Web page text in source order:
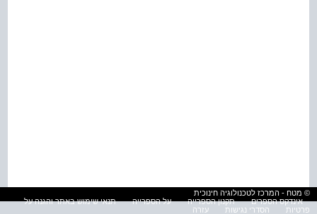
© מטח - המרכז לטכנולוגיה חינוכית
אינדקס הספרים
תקנון הספרייה על הספרייה
תנאי שימוש באתר והגנה על
פרטיות
הסדרי נגישות עזרה